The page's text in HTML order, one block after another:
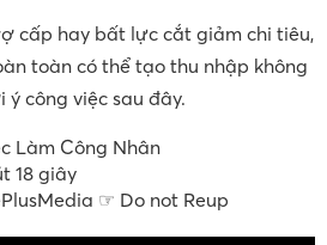
cấp hay bất lực cắt giảm chi tiêu,
toàn có thể tạo thu nhập không
công việc sau đây.
Làm Công Nhân
18 giây
☞ Do not Reup